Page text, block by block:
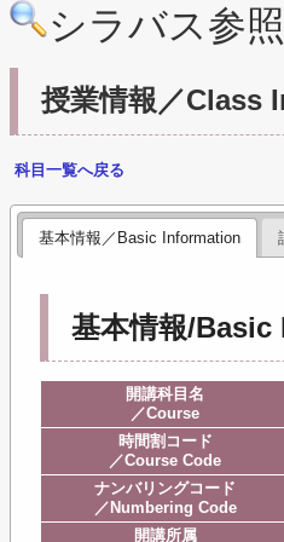
シラバス参照
授業情報／Class
科目一覧へ戻る
基本情報／Basic Information
基本情報/
開講科目名
／Course
時間割コード
／Course Code
ナンバリングコード
／Numbering Code
開講所属